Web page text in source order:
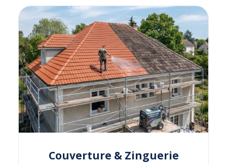
Couverture & Zinguerie